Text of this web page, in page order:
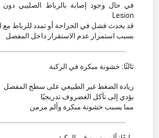
Lesion
قد يحدث فشل في الجراحة أو تمدد للرباط مع
بسبب استمرار عدم الاستقرار داخل المفصل
ثالثًا: خشونة مبكرة في الركبة
زيادة الضغط غير الطبيعي على سطح المفصل
يؤدي إلى تآكل الغضروف تدريجيًا
مما يسبب خشونة مبكرة وألم مزمن